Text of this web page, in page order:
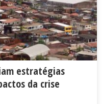
estratégias
da crise